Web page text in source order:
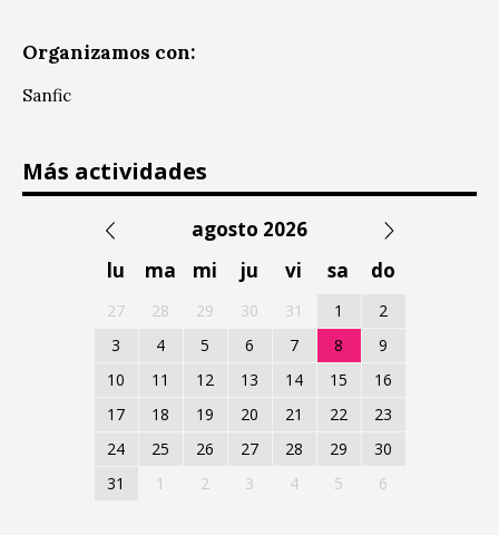
Organizamos con:
Sanfic
Más actividades
agosto 2026
lu
ma mi ju vi sa do
27 28 29 30 31 1
2
3
4 5 6 7 8
9
10
11 12 13 14 15
16
17
18 19 20 21 22
23
24
25 26 27 28 29
30
31
1 2 3 4 5 6